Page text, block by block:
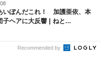
いぼんだこれ！ 加護亜依、本
子ヘアに大反響 | ねと...
Recommended by